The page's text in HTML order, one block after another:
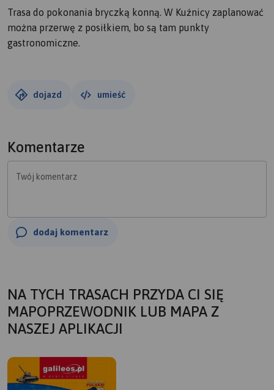
Trasa do pokonania bryczką konną. W Kuźnicy zaplanować
można przerwę z posiłkiem, bo są tam punkty
gastronomiczne.
dojazd umieść
Komentarze
Twój komentarz
dodaj komentarz
NA TYCH TRASACH PRZYDA CI SIĘ
MAPOPRZEWODNIK LUB MAPA Z
NASZEJ APLIKACJI